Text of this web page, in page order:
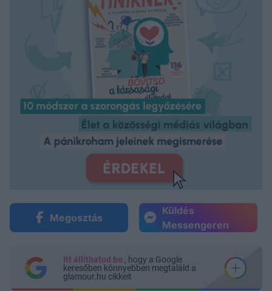
Megosztás
Küldés
Messengeren
Itt állíthatod be , hogy a Google
keresőben könnyebben megtaláld a
glamour.hu cikkeit